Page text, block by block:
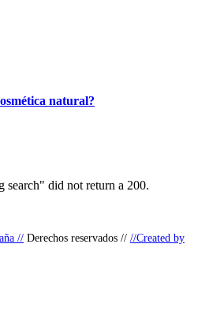
natural?
search" did not return a 200.
// Derechos reservados // //Created by